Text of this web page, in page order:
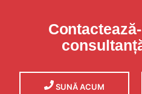
SUNĂ ACUM